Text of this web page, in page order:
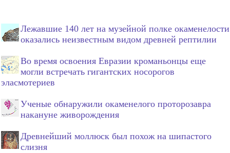
Лежавшие 140 лет на музейной полке окаменелости
оказались неизвестным видом древней рептилии
Во время освоения Евразии кроманьонцы еще
могли встречать гигантских носорогов
эласмотериев
Ученые обнаружили окаменелого проторозавра
накануне живорождения
Древнейший моллюск был похож на шипастого
слизня